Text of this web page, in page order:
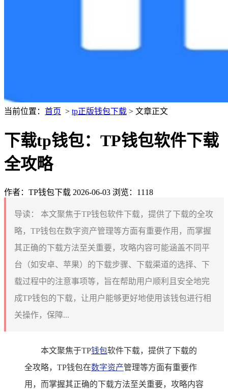
当前位置： 首页 > tp正版钱包下载 > 文章正文
下载tp钱包：TP钱包软件下载
全攻略
作者：TP钱包下载 2026-06-03 浏览：1118
导读：
本文聚焦于TP钱包软件下载，提供了下载的全攻
略，TP钱包在数字资产管理等方面有重要作用，而掌握
其正确的下载方法至关重要，攻略内容可能涵盖不同平
台（如安卓、苹果）的下载步骤、下载渠道的选择、下
载过程中的注意事项等，旨在帮助用户顺利且安全地完
成TP钱包的下载，让用户能够更好地使用该钱包进行相
关操作，保障...
本文聚焦于TP钱包软件下载，提供了下载的
全攻略，TP钱包在数字资产管理等方面有重要作
用，而掌握其正确的下载方法至关重要，攻略内容